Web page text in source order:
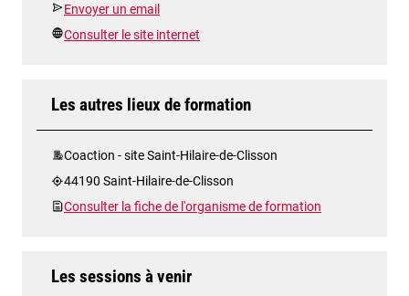
Envoyer un email
Consulter le site internet
Les autres lieux de formation
Coaction - site Saint-Hilaire-de-Clisson
44190 Saint-Hilaire-de-Clisson
Consulter la fiche de l'organisme de formation
Les sessions à venir